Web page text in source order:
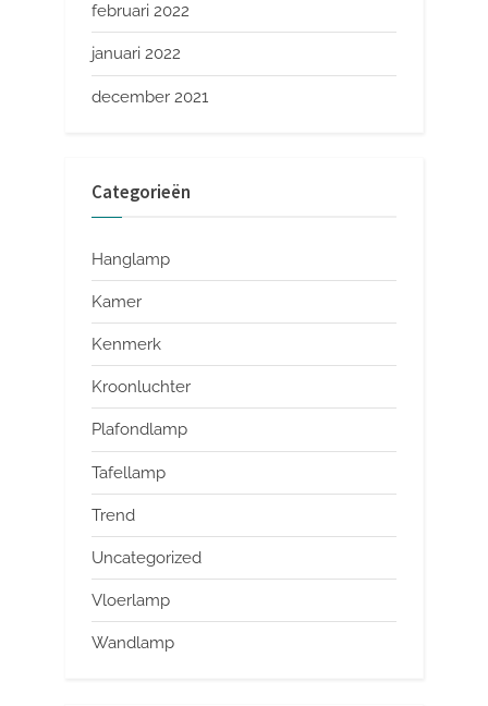
februari 2022
januari 2022
december 2021
Categorieën
Hanglamp
Kamer
Kenmerk
Kroonluchter
Plafondlamp
Tafellamp
Trend
Uncategorized
Vloerlamp
Wandlamp